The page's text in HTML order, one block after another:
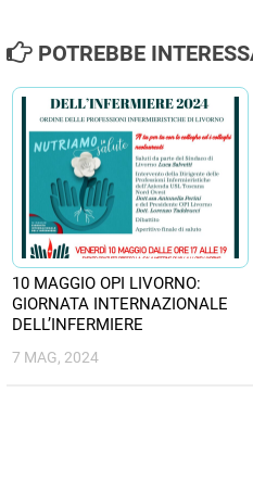
POTREBBE
10 MAGGIO OPI LIVORNO:
GIORNATA INTERNAZIONALE
DELL’INFERMIERE
7 MAG, 2024